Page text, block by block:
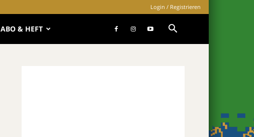
Login / Registrieren
ABO & HEFT